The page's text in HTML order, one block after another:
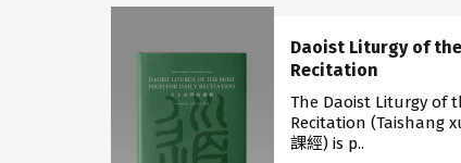
Daoist Liturgy of
Recitation
The Daoist Liturgy of
Recitation (Taishang
課經) is p..